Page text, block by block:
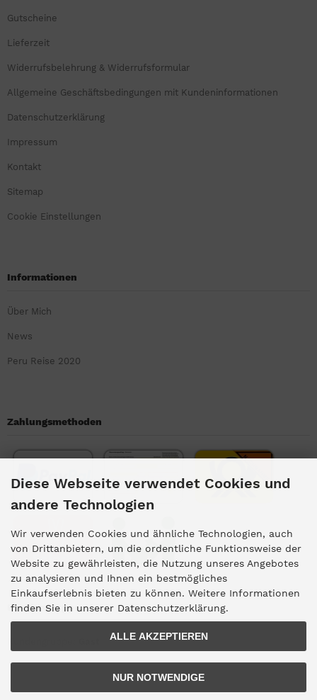
Gutscheine
Lieferzeit
Widerrufsbelehrung & Widerrufsformular
Allgemeine Geschäftsbedingungen mit Kundeninformationen
Datenschutzerklärung
Impressum
Kontakt
Sitemap
Cookie Einstellungen
Informationen
Über Mich
News
Peru Reise 2020
Zahlungsmethoden
Kundengruppe
Diese Webseite verwendet Cookies und
andere Technologien
Wir verwenden Cookies und ähnliche Technologien, auch
von Drittanbietern, um die ordentliche Funktionsweise der
Website zu gewährleisten, die Nutzung unseres Angebotes
zu analysieren und Ihnen ein bestmögliches
Einkaufserlebnis bieten zu können. Weitere Informationen
finden Sie in unserer Datenschutzerklärung.
ALLE AKZEPTIEREN
NUR NOTWENDIGE